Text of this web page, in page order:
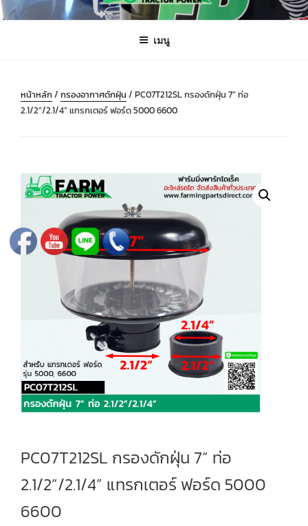
ข้ามFARMING PARTS DIRECT
ฟาร์มมิ่งพาร์ทไดเร็ค อะไหล่ รถไถ แทรกเตอร์ เครื่องมือจักรกลเกษตร จัดส่ง
เมนู
หน้าหลัก/ กรองอากาศดักฝุ่น / PC07T212SL กรองดักฝุ่น 7” ท่อ
2.1/2”/2.1/4” แทรกเตอร์ ฟอร์ด 5000 6600
PC07T212SL กรองดักฝุ่น 7” ท่อ
2.1/2”/2.1/4” แทรกเตอร์ ฟอร์ด 5000
6600